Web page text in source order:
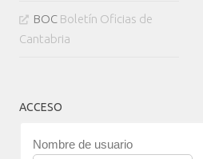
BOC Boletín Oficias de
Cantabria
ACCESO
Nombre de usuario